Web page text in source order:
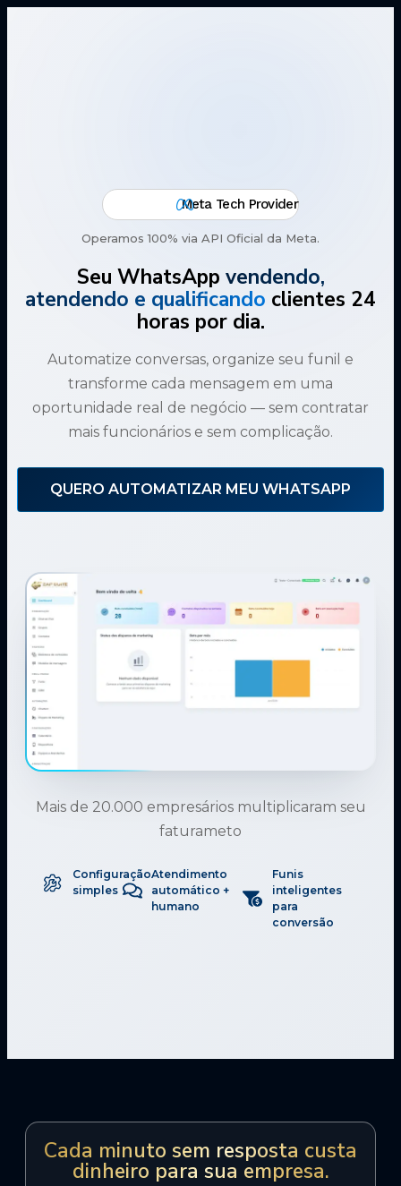
Meta Tech Provider
Operamos 100% via API Oficial da Meta.
Seu WhatsApp vendendo,
atendendo e qualificando clientes 24
horas por dia.
Automatize conversas, organize seu funil e
transforme cada mensagem em uma
oportunidade real de negócio — sem contratar
mais funcionários e sem complicação.
QUERO AUTOMATIZAR MEU WHATSAPP
Mais de 20.000 empresários multiplicaram seu
faturameto
Configuração
simples
Atendimento
automático +
humano
Funis
inteligentes
para
conversão
Cada minuto sem resposta custa
dinheiro para sua empresa.